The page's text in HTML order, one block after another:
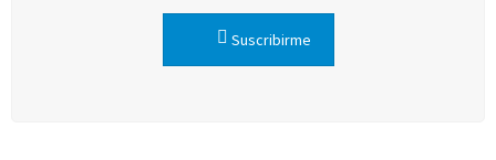
Suscribirme